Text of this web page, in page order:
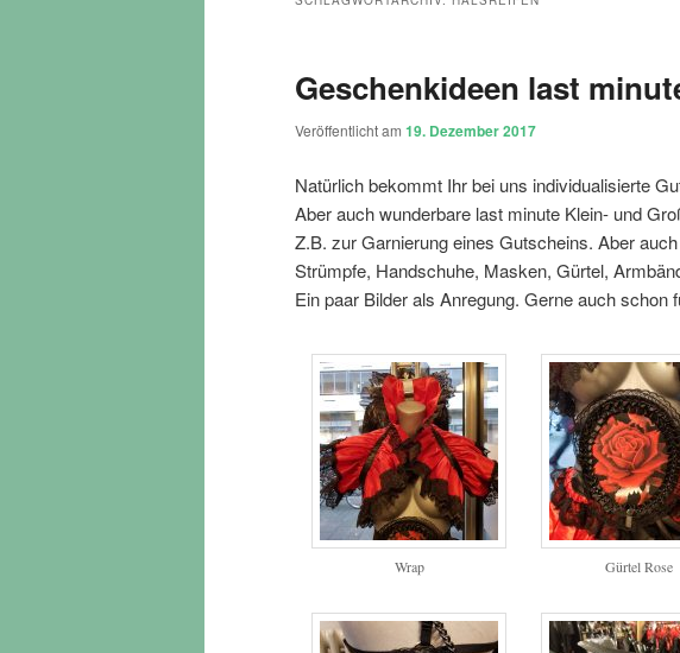
Geschenkideen last
Veröffentlicht am 19. Dezember 2017
Natürlich bekommt Ihr bei uns individualisierte
Aber auch wunderbare last minute Klein- und
Z.B. zur Garnierung eines Gutscheins. Aber
Strümpfe, Handschuhe, Masken, Gürtel,
Ein paar Bilder als Anregung. Gerne auch
Wrap Gürtel Rose